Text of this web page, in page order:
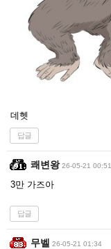
데헷
답글
쾌변왕 26-05-21 00:51
3만 가즈아
답글
무벨 26-05-21 01:34